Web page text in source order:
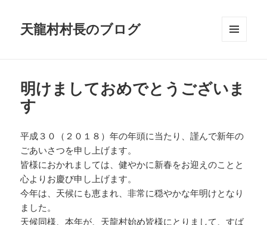
天龍村村長のブログ
明けましておめでとうございま
す
平成３０（２０１８）年の年頭に当たり、謹んで新年の
ごあいさつを申し上げます。
皆様におかれましては、健やかに新春をお迎えのことと
心よりお慶び申し上げます。
今年は、天候にも恵まれ、非常に穏やかな年明けとなり
ました。
天候同様、本年が、天龍村始め皆様にとりまして、すば